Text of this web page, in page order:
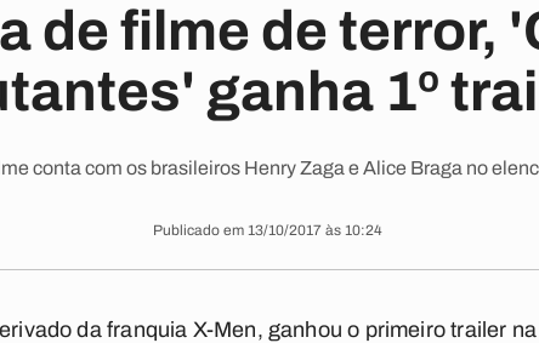
de filme de terror,
ganha 1º
conta com os brasileiros Henry Zaga e Alice Braga no
Publicado em 13/10/2017 às 10:24
da franquia X-Men, ganhou o primeiro trailer